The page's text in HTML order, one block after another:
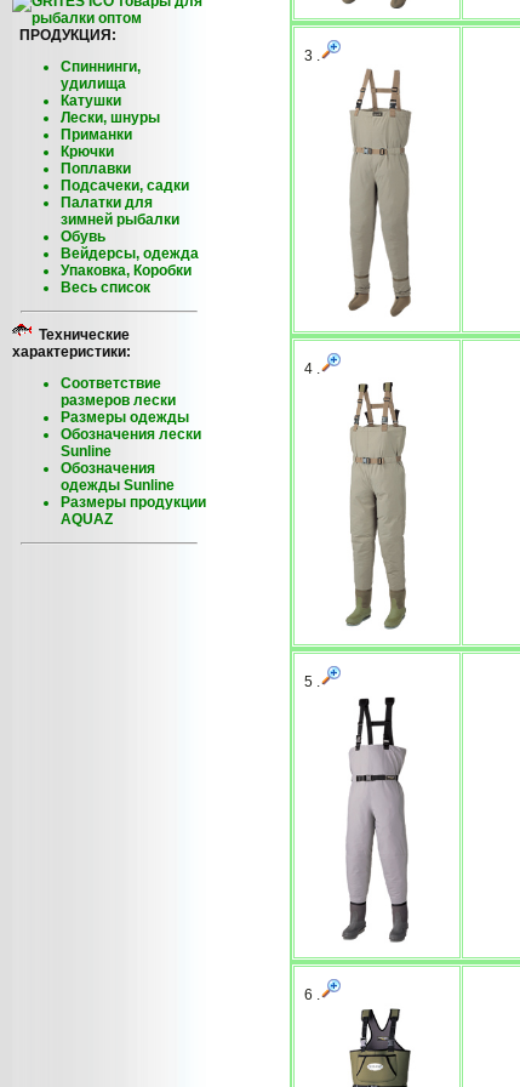
ПРОДУКЦИЯ:
Спиннинги,
удилища
Катушки
Лески, шнуры
Приманки
Крючки
Поплавки
Подсачеки, садки
Палатки для
зимней рыбалки
Обувь
Вейдерсы, одежда
Упаковка, Коробки
Весь список
Технические
характеристики:
Соответствие
размеров лески
Размеры одежды
Обозначения лески
Sunline
Обозначения
одежды Sunline
Размеры продукции
AQUAZ
3 .
4 .
5 .
6 .